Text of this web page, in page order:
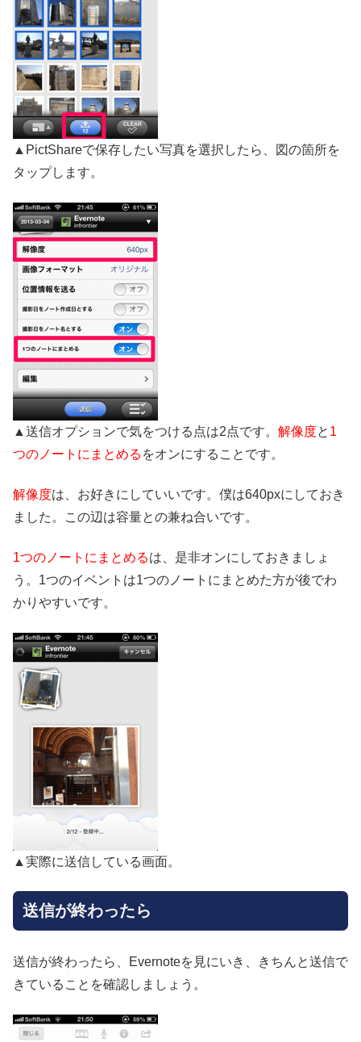
▲PictShareで保存したい写真を選択したら、図の箇所を
タップします。
▲送信オプションで気をつける点は2点です。 解像度と 1
つのノートにまとめる をオンにすることです。
解像度は、お好きにしていいです。僕は640pxにしておき
ました。この辺は容量との兼ね合いです。
1つのノートにまとめるは、是非オンにしておきましょ
う。1つのイベントは1つのノートにまとめた方が後でわ
かりやすいです。
▲実際に送信している画面。
送信が終わったら
送信が終わったら、Evernoteを見にいき、きちんと送信で
きていることを確認しましょう。